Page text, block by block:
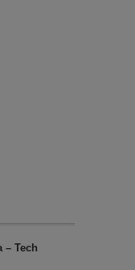
– Tech